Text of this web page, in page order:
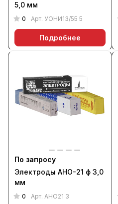
5,0 мм
0 Арт. УОНИ13/55 5
Подробнее
По запросу
Электроды АНО-21 ф 3,0
мм
0 Арт. АНО21 3